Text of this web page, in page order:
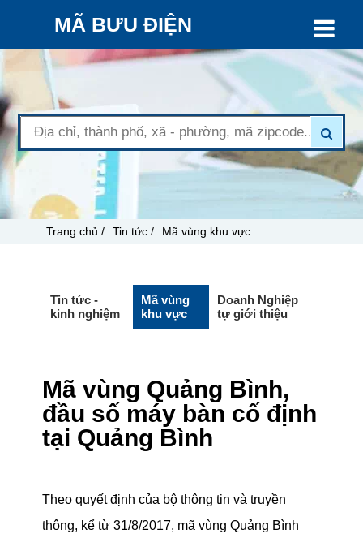
MÃ BƯU ĐIỆN
Trang chủ / Tin tức / Mã vùng khu vực
Tin tức -
kinh nghiệm
Mã vùng
khu vực
Doanh Nghiệp
tự giới thiệu
Mã vùng Quảng Bình,
đầu số máy bàn cố định
tại Quảng Bình
Theo quyết định của bộ thông tin và truyền
thông, kể từ 31/8/2017, mã vùng Quảng Bình